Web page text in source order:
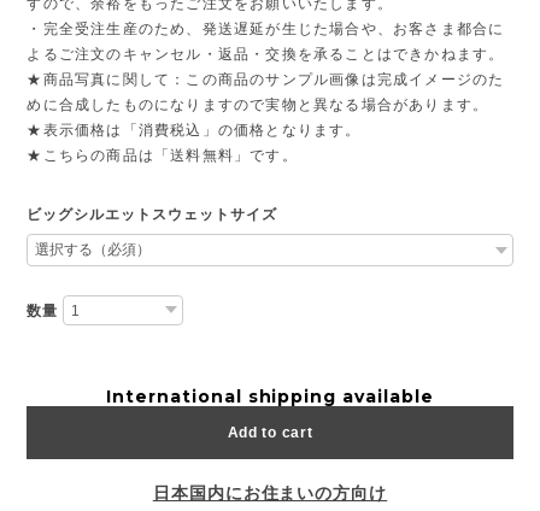
すので、余裕をもったご注文をお願いいたします。
・完全受注生産のため、発送遅延が生じた場合や、お客さま都合に
よるご注文のキャンセル・返品・交換を承ることはできかねます。
★商品写真に関して：この商品のサンプル画像は完成イメージのた
めに合成したものになりますので実物と異なる場合があります。
★表示価格は「消費税込」の価格となります。
★こちらの商品は「送料無料」です。
ビッグシルエットスウェットサイズ
数量
International shipping available
Add to cart
日本国内にお住まいの方向け